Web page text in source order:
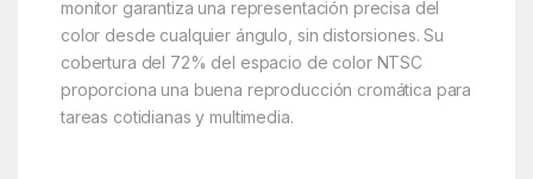
monitor garantiza una representación precisa del
color desde cualquier ángulo, sin distorsiones. Su
cobertura del 72% del espacio de color NTSC
proporciona una buena reproducción cromática para
tareas cotidianas y multimedia.